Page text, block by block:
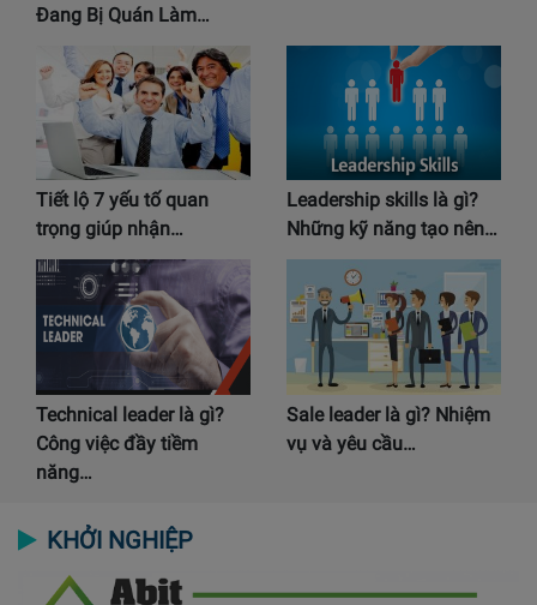
Đang Bị Quán Làm…
Tiết lộ 7 yếu tố quan
trọng giúp nhận…
Leadership skills là gì?
Những kỹ năng tạo nên…
Technical leader là gì?
Công việc đầy tiềm
năng…
Sale leader là gì? Nhiệm
vụ và yêu cầu…
KHỞI NGHIỆP